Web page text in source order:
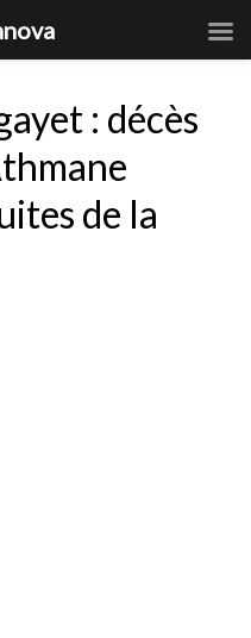
: décès
de la